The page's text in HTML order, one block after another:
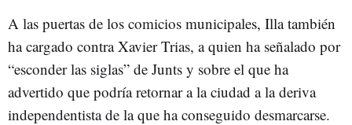
A las puertas de los comicios municipales, Illa también
ha cargado contra Xavier Trias, a quien ha señalado por
“esconder las siglas” de Junts y sobre el que ha
advertido que podría retornar a la ciudad a la deriva
independentista de la que ha conseguido desmarcarse.